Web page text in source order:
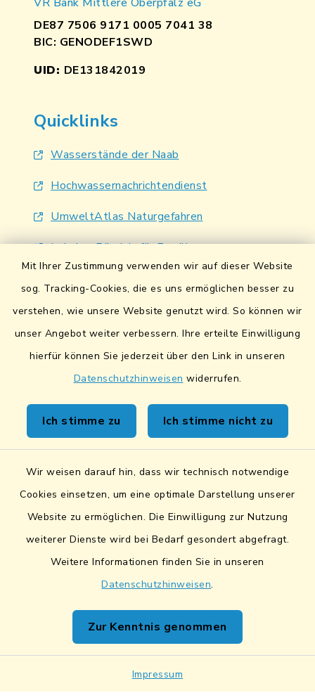
Mit Ihrer Zustimmung verwenden wir auf dieser Website
sog. Tracking-Cookies, die es uns ermöglichen besser zu
verstehen, wie unsere Website genutzt wird. So können wir
unser Angebot weiter verbessern. Ihre erteilte Einwilligung
hierfür können Sie jederzeit über den Link in unseren
Datenschutzhinweisen widerrufen.
Ich stimme zu Ich stimme nicht zu
Wir weisen darauf hin, dass wir technisch notwendige
Cookies einsetzen, um eine optimale Darstellung unserer
Website zu ermöglichen. Die Einwilligung zur Nutzung
weiterer Dienste wird bei Bedarf gesondert abgefragt.
Weitere Informationen finden Sie in unseren
Datenschutzhinweisen.
Zur Kenntnis genommen
Impressum
DE87 7506 9171 0005 7041 38
BIC: GENODEF1SWD
UID: DE131842019
Quicklinks
Wasserstände der Naab
Hochwassernachrichtendienst
UmweltAtlas Naturgefahren
Lokales Bündnis für Familien
Kontakt
Sicheres Kontaktformular
Sicherer Datentransfer
Barrierefreiheit
Impressum
Sitemap
Cookie-Einstellungen